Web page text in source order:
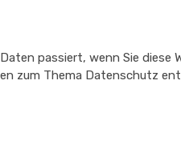
passiert, wenn Sie diese
zum Thema Datenschutz